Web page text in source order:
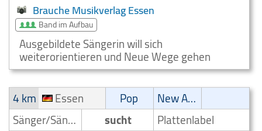
Brauche Musikverlag Essen
Band im Aufbau
Ausgebildete Sängerin will sich
weiterorientieren und Neue Wege gehen
4 km
Essen Pop
New Age
Sänger/Sängerin
sucht Plattenlabel